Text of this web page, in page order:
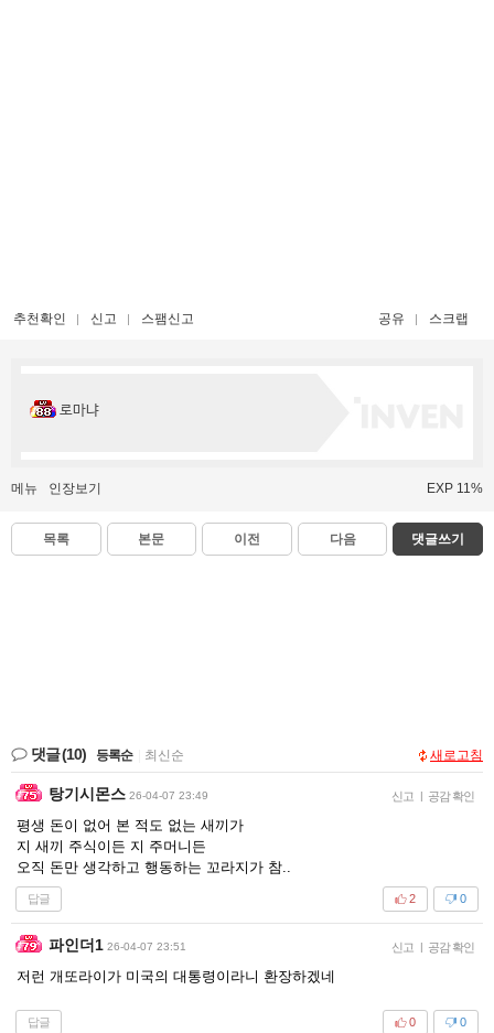
추천확인 신고 스팸신고 공유 스크랩
로마냐
메뉴 인장보기 EXP 11%
목록 본문 이전 다음 댓글쓰기
댓글(10) 등록순 최신순 새로고침
탕기시몬스 26-04-07 23:49 신고 | 공감 확인
평생 돈이 없어 본 적도 없는 새끼가
지 새끼 주식이든 지 주머니든
오직 돈만 생각하고 행동하는 꼬라지가 참..
답글 0
2
파인더1 26-04-07 23:51 신고 | 공감 확인
저런 개또라이가 미국의 대통령이라니 환장하겠네
답글 0
0